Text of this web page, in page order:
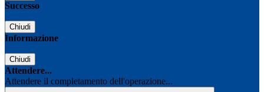
Successo
Chiudi
Informazione
Chiudi
Attendere...
Attendere il completamento dell'operazione...